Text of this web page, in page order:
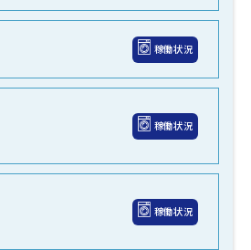
稼働状況
稼働状況
稼働状況